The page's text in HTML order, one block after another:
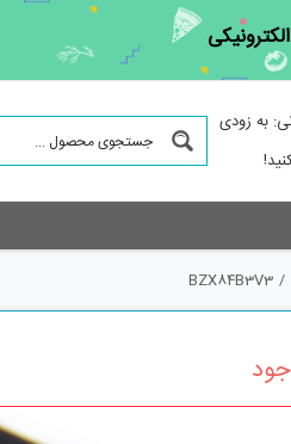
به زودی
/
BZX84B3V3